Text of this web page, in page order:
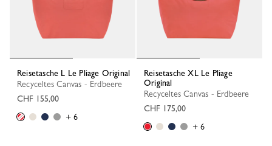
Reisetasche L Le Pliage Original
Recyceltes Canvas - Erdbeere
CHF 155,00
+ 6
Reisetasche XL Le Pliage
Original
Recyceltes Canvas - Erdbeere
CHF 175,00
+ 6